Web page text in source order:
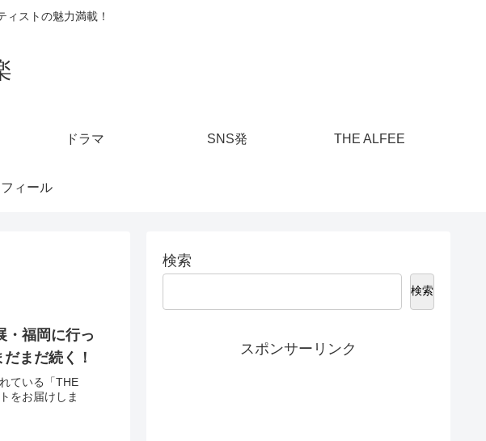
ィストの魅力満載！
ドラマ SNS発 THE ALFEE
ィール
・福岡に行っ
まだ続く！
ている「THE
をお届けしま
検索
検索
スポンサーリンク